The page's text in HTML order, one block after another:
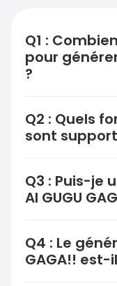
Q1 :
pour
?
Q2 : Quels
sont
Q3 : Puis-je
AI GUGU
Q4 : Le
GAGA!!